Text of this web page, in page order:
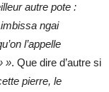
autre pote :
ngai
l’appelle
». Que dire d’autre si
pierre, le